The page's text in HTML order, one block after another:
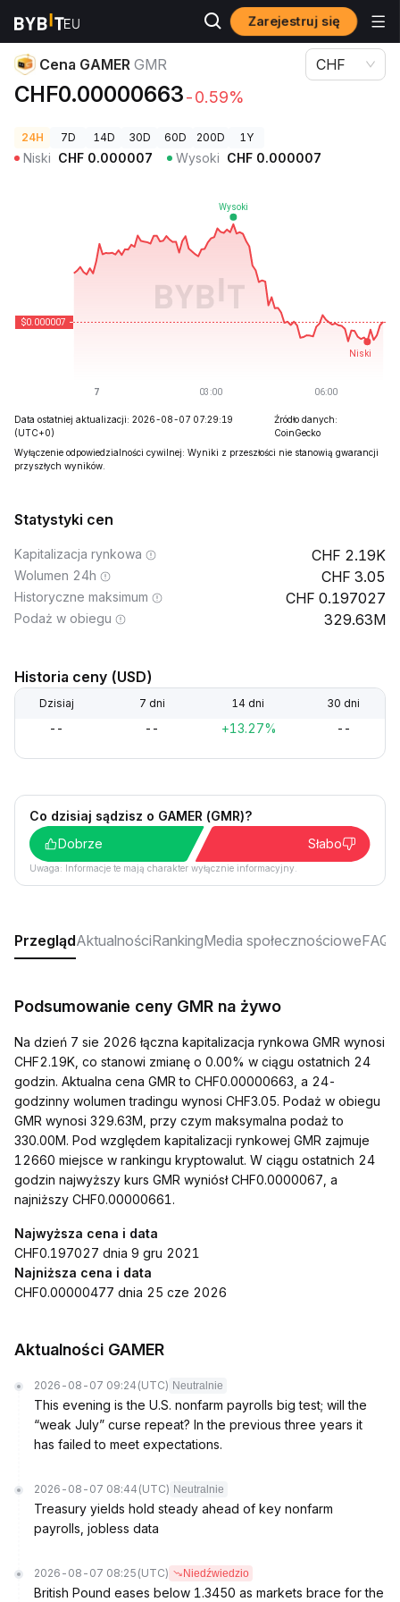
Zarejestruj się
Ceny kryptowalut Cena GAMER GMR
Cena GAMER GMR
CHF0.00000663-0.59%
CHF
24H 7D 14D 30D 60D 200D 1Y
Niski CHF 0.000007 Wysoki CHF 0.000007
Data ostatniej aktualizacji: 2026-08-07 07:29:19
(UTC+0)
Źródło danych:
CoinGecko
Wyłączenie odpowiedzialności cywilnej: Wyniki z przeszłości nie stanowią gwarancji
przyszłych wyników.
Statystyki cen
Kapitalizacja rynkowa 2.19K
Wolumen 24h 3.05
Historyczne maksimum 0.197027
Podaż w obiegu 329.63M
Historia ceny (USD)
Dzisiaj 7 dni 14 dni 30 dni
-- -- +13.27% --
Co dzisiaj sądzisz o GAMER (GMR)?
Dobrze
Słabo
Uwaga: Informacje te mają charakter wyłącznie informacyjny.
PrzeglądAktualnościRankingMedia społecznościoweFAQ
Podsumowanie ceny GMR na żywo
Na dzień 7 sie 2026 łączna kapitalizacja rynkowa GMR wynosi
CHF2.19K, co stanowi zmianę o 0.00% w ciągu ostatnich 24
godzin. Aktualna cena GMR to CHF0.00000663, a 24-
godzinny wolumen tradingu wynosi CHF3.05. Podaż w obiegu
GMR wynosi 329.63M, przy czym maksymalna podaż to
330.00M. Pod względem kapitalizacji rynkowej GMR zajmuje
12660 miejsce w rankingu kryptowalut. W ciągu ostatnich 24
godzin najwyższy kurs GMR wyniósł CHF0.0000067, a
najniższy CHF0.00000661.
Najwyższa cena i data
CHF0.197027 dnia 9 gru 2021
Najniższa cena i data
CHF0.00000477 dnia 25 cze 2026
Aktualności GAMER
2026-08-07 09:24 (UTC) Neutralnie
This evening is the U.S. nonfarm payrolls big test; will the
“weak July” curse repeat? In the previous three years it
has failed to meet expectations.
2026-08-07 08:44 (UTC) Neutralnie
Treasury yields hold steady ahead of key nonfarm
payrolls, jobless data
2026-08-07 08:25 (UTC) Niedźwiedzio
British Pound eases below 1.3450 as markets brace for the